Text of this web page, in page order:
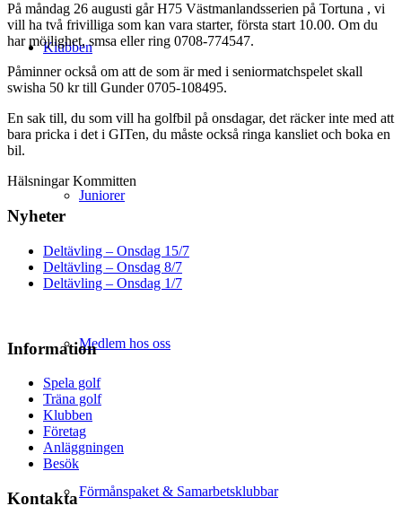
Klubben
Juniorer
Medlem hos oss
Förmånspaket & Samarbetsklubbar
På måndag 26 augusti går H75 Västmanlandsserien på Tortuna , vi
vill ha två frivilliga som kan vara starter, första start 10.00. Om du
har möjlighet, smsa eller ring 0708-774547.
Påminner också om att de som är med i seniormatchspelet skall
swisha 50 kr till Gunder 0705-108495.
En sak till, du som vill ha golfbil på onsdagar, det räcker inte med att
bara pricka i det i GITen, du måste också ringa kansliet och boka en
bil.
Hälsningar Kommitten
Nyheter
Deltävling – Onsdag 15/7
Deltävling – Onsdag 8/7
Deltävling – Onsdag 1/7
Information
Spela golf
Träna golf
Klubben
Företag
Anläggningen
Besök
Kontakta